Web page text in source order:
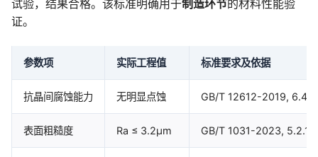
试验，结果合格。该标准明确用于制造环节的材料性能验
证。
参数项 实际工程值 标准要求及依据
抗晶间腐蚀能力 无明显点蚀 GB/T 12612-2019, 6.4.2
表面粗糙度 Ra ≤ 3.2μm GB/T 1031-2023, 5.2.1